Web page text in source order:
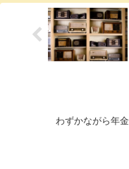
わずかながら年